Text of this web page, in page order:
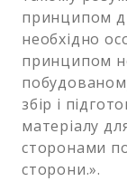
принципом
необхідно
принципом
збір і
матеріалу
сторонами
сторони.».